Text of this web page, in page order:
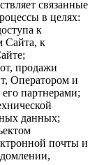
связанные
в целях:
к
Сайта, к
продажи
Оператором и
партнерами;
данных;
почты и